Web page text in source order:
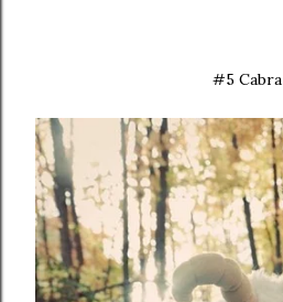
#5 Cabra